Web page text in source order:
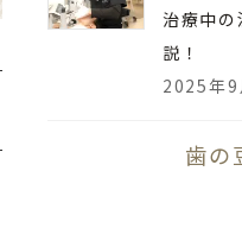
治療中の
説！
2025年9
歯の